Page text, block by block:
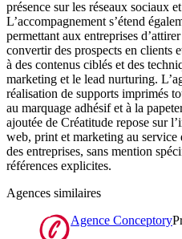
présence sur les réseaux sociaux
L’accompagnement s’étend
permettant aux entreprises
convertir des prospects en clients
à des contenus ciblés et des
marketing et le lead nurturing.
réalisation de supports imprimés
au marquage adhésif et à la
ajoutée de Créatitude repose sur
web, print et marketing au
des entreprises, sans mention
références explicites.
Agences similaires
Agence Conceptory